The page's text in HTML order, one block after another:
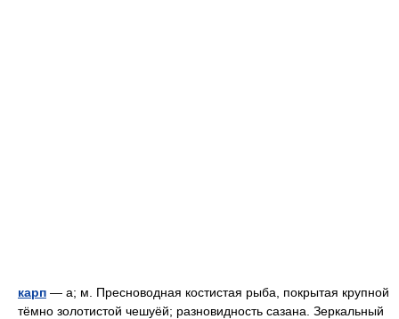
карп — а; м. Пресноводная костистая рыба, покрытая крупной
тёмно золотистой чешуёй; разновидность сазана. Зеркальный